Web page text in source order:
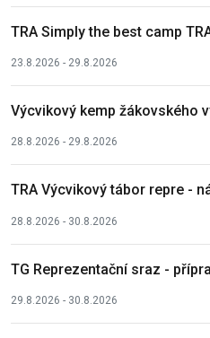
TRA Simply the best camp
23.8.2026 - 29.8.2026
Výcvikový kemp žákovského
28.8.2026 - 29.8.2026
TRA Výcvikový tábor repre -
28.8.2026 - 30.8.2026
TG Reprezentační sraz -
29.8.2026 - 30.8.2026